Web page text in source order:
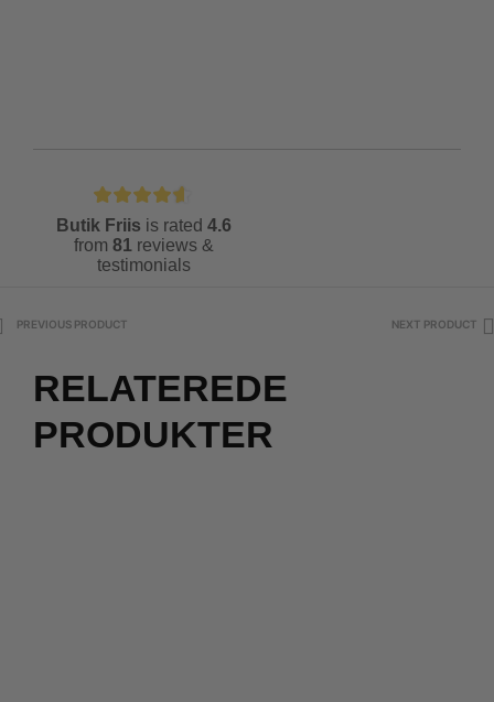
Butik Friis is rated 4.6
from 81 reviews &
testimonials
PREVIOUS PRODUCT NEXT PRODUCT
RELATEREDE
PRODUKTER